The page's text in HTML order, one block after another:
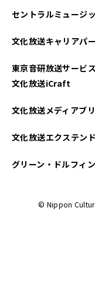
2025
2024
2024
セントラルミュージ
文化放送キャリアパ
東京音研放送サービス
文化放送iCraft
文化放送メディアブ
文化放送エクステンド
グリーン・ドルフィン
© Nippon